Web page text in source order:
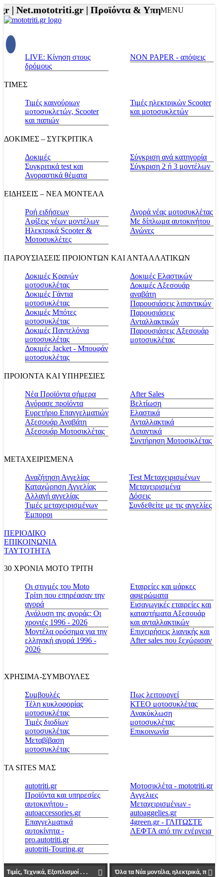
| Net.mototriti.gr | Προϊόντα & Υπηρεσίες |
MENU
LIVE: Κίνηση στους
δρόμους
NON PAPER - απόψεις
ΤΙΜΕΣ
Τιμές καινούριων
μοτοσυκλετών, Scooter
και παπιών
Τιμές ηλεκτρικών Scooter
και μοτοσυκλετών
ΔΟΚΙΜΕΣ – ΣΥΓΚΡΙΤΙΚΑ
Δοκιμές
Συγκριτικά test και
Αγοραστικά θέματα
Σύγκριση ανά κατηγορία
Σύγκριση 2 ή 3 μοντέλων
ΕΙΔΗΣΕΙΣ – ΝΕΑ ΜΟΝΤΕΛΑ
Ροή ειδήσεων
Αφίξεις νέων μοντέλων
Ηλεκτρικά Scooter &
Μοτοσυκλέτες
Αγορά νέας μοτοσυκλέτας
Με δίπλωμα αυτοκινήτου
Αγώνες
ΠΑΡΟΥΣΙΑΣΕΙΣ ΠΡΟΙΟΝΤΩΝ ΚΑΙ ΑΝΤΑΛΛΑΤΙΚΩΝ
Δοκιμές Κρανών
μοτοσυκλέτας
Δοκιμές Γάντια
μοτοσυκλέτας
Δοκιμές Μπότες
μοτοσυκλέτας
Δοκιμές Παντελόνια
μοτοσυκλέτας
Δοκιμές Jacket - Μπουφάν
μοτοσυκλέτας
Δοκιμές Ελαστικών
Δοκιμές Αξεσουάρ
αναβάτη
Παρουσιάσεις λιπαντικών
Παρουσιάσεις
Ανταλλακτικών
Παρουσιάσεις Αξεσουάρ
μοτοσυκλέτας
ΠΡΟΙΟΝΤΑ ΚΑΙ ΥΠΗΡΕΣΙΕΣ
Νέα Προϊόντα σήμερα
Αγόρασε προϊόντα
Ευρετήριο Επαγγελματιών
Αξεσουάρ Αναβάτη
Αξεσουάρ Μοτοσικλέτας
Αfter Sales
Βελτίωση
Ελαστικά
Ανταλλακτικά
Λιπαντικά
Συντήρηση Μοτοσικλέτας
ΜΕΤΑΧΕΙΡΙΣΜΕΝΑ
Αναζήτηση Αγγελίας
Καταχώρηση Αγγελίας
Αλλαγή αγγελίας
Τιμές μεταχειρισμένων
Έμποροι
Test Μεταχειρισμένων
Μεταχειρισμένα
Δόσεις
Συνδεθείτε με τις αγγελίες
ΠΕΡΙΟΔΙΚΟ
ΕΠΙΚΟΙΝΩΝΙΑ
ΤΑΥΤΟΤΗΤΑ
30 ΧΡΟΝΙΑ MOTO ΤΡΙΤΗ
Οι στιγμές του Moto
Τρίτη που επηρέασαν την
αγορά
Ανάλυση της αγοράς: Οι
χρονιές 1996 - 2026
Μοντέλα ορόσημα για την
ελληνική αγορά 1996 -
2026
Εταιρείες και μάρκες
αφιερώματα
Εισαγωγικές εταιρείες και
καταστήματα Αξεσουάρ
και ανταλλακτικών
Επιχειρήσεις λιανικής και
After sales που ξεχώρισαν
ΧΡΗΣΙΜΑ-ΣΥΜΒΟΥΛΕΣ
Συμβουλές
Τέλη κυκλοφορίας
μοτοσυκλέτας
Τιμές διοδίων
μοτοσυκλέτας
Μεταβίβαση
μοτοσυκλέτας
Πως λειτουργεί
ΚΤΕΟ μοτοσυκλέτας
Ανακύκλωση
μοτοσυκλέτας
Επικοινωνία
ΤΑ SITES ΜΑΣ
autotriti.gr
Προϊόντα και υπηρεσίες
αυτοκινήτου -
autoaccessories.gr
Επαγγελματικά
αυτοκίνητα -
pro.autotriti.gr
autotriti-Touring.gr
Μοτοσικλέτα - mototriti.gr
Αγγελιες
Μεταχειρισμένων -
autoaggelies.gr
4green.gr - ΓΛΙΤΩΣΤΕ
ΛΕΦΤΑ από την ενέργεια